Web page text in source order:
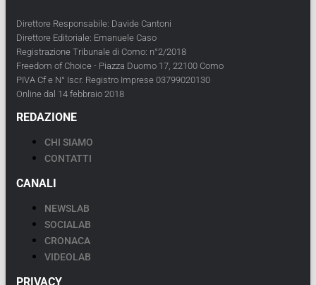
Direttore Responsabile: Davide Cantoni
Direttore Editoriale: Emanuele Caso
Registrazione Tribunale di Como: n°2/2018
Freedom of Choice - Piazza Duomo 17, 22100 Como
PIVA Cf e N° Iscr. Registro Imprese 03799020130
Online dal 14 febbraio 2018
REDAZIONE
CHI SIAMO
CONTATTI
CANALI
NEWSLAB
SOCIALAB
CRONACA
VIDEOLAB
PRIVACY